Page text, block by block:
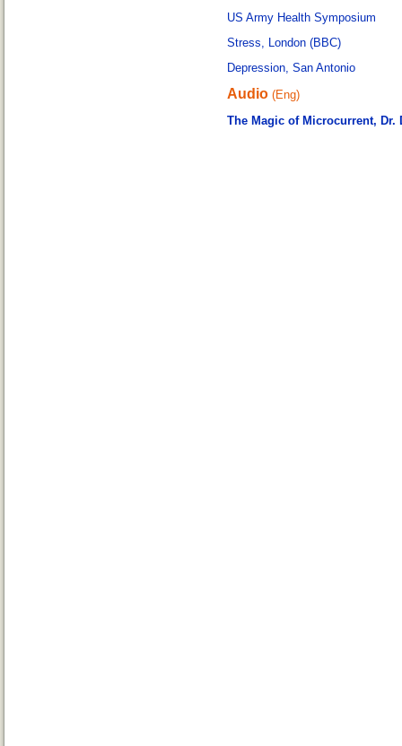
US Army Health Symposium
Stress, London (BBC)
Depression, San Antonio
Audio (Eng)
The Magic of Microcurrent, Dr.